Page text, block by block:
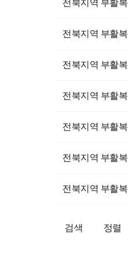
전북지역 부활
전북지역 부활
전북지역 부활
전북지역 부활
전북지역 부활
전북지역 부활
전북지역 부활
검색 정렬